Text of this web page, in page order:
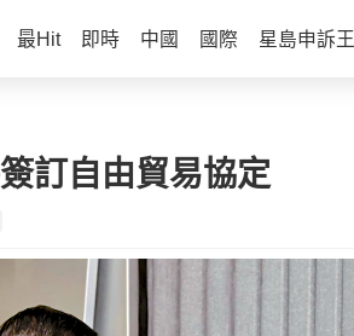
最Hit 即時 中國 國際 星島申訴王
訂自由貿易協定